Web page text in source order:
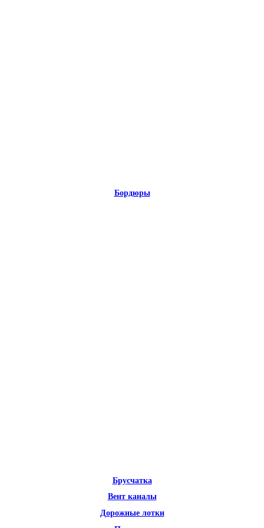
Бордюры
Брусчатка
Вент каналы
Дорожные лотки